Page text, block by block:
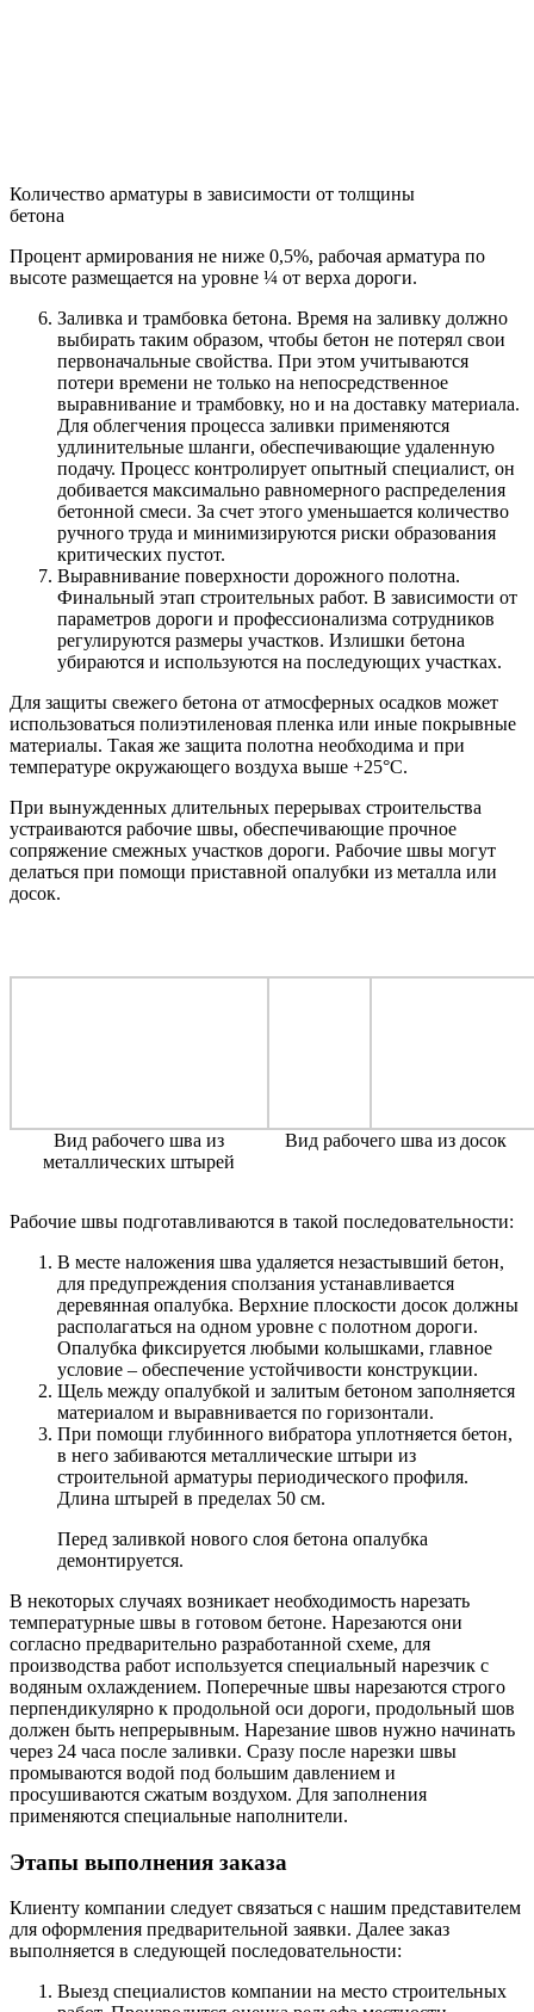
Количество арматуры в зависимости от толщины
бетона
Процент армирования не ниже 0,5%, рабочая арматура по
высоте размещается на уровне ¼ от верха дороги.
Заливка и трамбовка бетона. Время на заливку должно
выбирать таким образом, чтобы бетон не потерял свои
первоначальные свойства. При этом учитываются
потери времени не только на непосредственное
выравнивание и трамбовку, но и на доставку материала.
Для облегчения процесса заливки применяются
удлинительные шланги, обеспечивающие удаленную
подачу. Процесс контролирует опытный специалист, он
добивается максимально равномерного распределения
бетонной смеси. За счет этого уменьшается количество
ручного труда и минимизируются риски образования
критических пустот.
Выравнивание поверхности дорожного полотна.
Финальный этап строительных работ. В зависимости от
параметров дороги и профессионализма сотрудников
регулируются размеры участков. Излишки бетона
убираются и используются на последующих участках.
Для защиты свежего бетона от атмосферных осадков может
использоваться полиэтиленовая пленка или иные покрывные
материалы. Такая же защита полотна необходима и при
температуре окружающего воздуха выше +25°С.
При вынужденных длительных перерывах строительства
устраиваются рабочие швы, обеспечивающие прочное
сопряжение смежных участков дороги. Рабочие швы могут
делаться при помощи приставной опалубки из металла или
досок.
Вид рабочего шва из
металлических штырей
Вид рабочего шва из досок
Рабочие швы подготавливаются в такой последовательности:
В месте наложения шва удаляется незастывший бетон,
для предупреждения сползания устанавливается
деревянная опалубка. Верхние плоскости досок должны
располагаться на одном уровне с полотном дороги.
Опалубка фиксируется любыми колышками, главное
условие – обеспечение устойчивости конструкции.
Щель между опалубкой и залитым бетоном заполняется
материалом и выравнивается по горизонтали.
При помощи глубинного вибратора уплотняется бетон,
в него забиваются металлические штыри из
строительной арматуры периодического профиля.
Длина штырей в пределах 50 см.
Перед заливкой нового слоя бетона опалубка
демонтируется.
В некоторых случаях возникает необходимость нарезать
температурные швы в готовом бетоне. Нарезаются они
согласно предварительно разработанной схеме, для
производства работ используется специальный нарезчик с
водяным охлаждением. Поперечные швы нарезаются строго
перпендикулярно к продольной оси дороги, продольный шов
должен быть непрерывным. Нарезание швов нужно начинать
через 24 часа после заливки. Сразу после нарезки швы
промываются водой под большим давлением и
просушиваются сжатым воздухом. Для заполнения
применяются специальные наполнители.
Этапы выполнения заказа
Клиенту компании следует связаться с нашим представителем
для оформления предварительной заявки. Далее заказ
выполняется в следующей последовательности:
Выезд специалистов компании на место строительных